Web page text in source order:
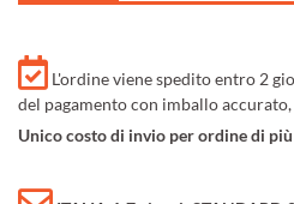
L'ordine viene spedito entro 2
del pagamento con imballo
Unico costo di invio per ordine di